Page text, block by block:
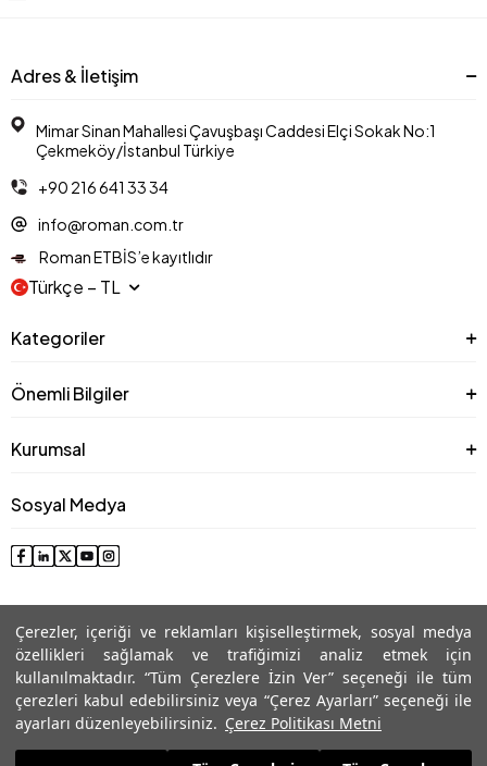
Çerezler, içeriği ve reklamları kişiselleştirmek, sosyal medya
özellikleri sağlamak ve trafiğimizi analiz etmek için
kullanılmaktadır. “Tüm Çerezlere İzin Ver” seçeneği ile tüm
çerezleri kabul edebilirsiniz veya “Çerez Ayarları” seçeneği ile
ayarları düzenleyebilirsiniz. Çerez Politikası Metni
Adres & İletişim
Mimar Sinan Mahallesi Çavuşbaşı Caddesi Elçi Sokak No:1
Çekmeköy/İstanbul Türkiye
+90 216 641 33 34
info@roman.com.tr
Roman ETBİS’e kayıtlıdır
Türkçe − TL
Kategoriler
Önemli Bilgiler
Kurumsal
Sosyal Medya
© 2025 Roman® Tüm Hakları Saklıdır, İzinsiz kullanılamaz